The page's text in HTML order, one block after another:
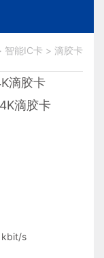
智能IC卡 > 滴胶卡
滴胶卡
kbit/s